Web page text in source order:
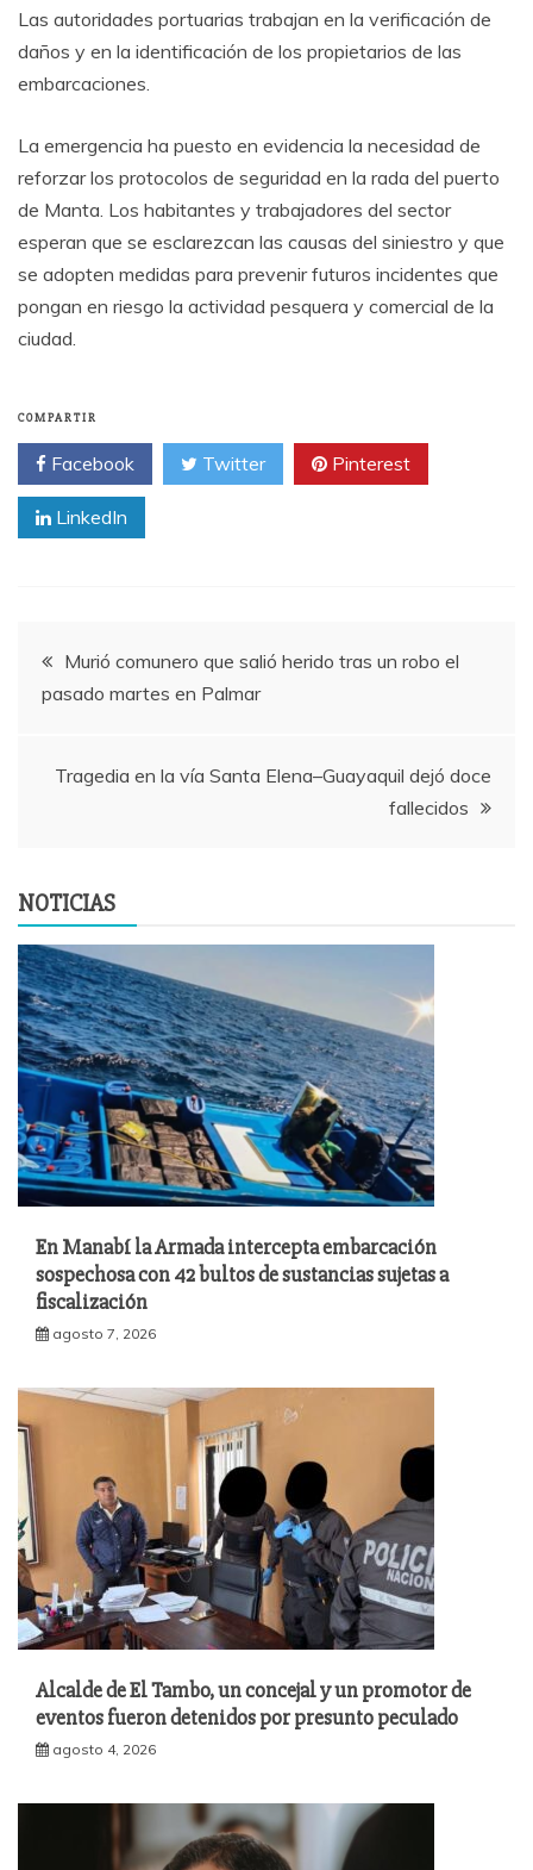
Las autoridades portuarias trabajan en la verificación de
daños y en la identificación de los propietarios de las
embarcaciones.
La emergencia ha puesto en evidencia la necesidad de
reforzar los protocolos de seguridad en la rada del puerto
de Manta. Los habitantes y trabajadores del sector
esperan que se esclarezcan las causas del siniestro y que
se adopten medidas para prevenir futuros incidentes que
pongan en riesgo la actividad pesquera y comercial de la
ciudad.
COMPARTIR
Facebook Twitter Pinterest
LinkedIn
Navegación
de
entradas
Murió comunero que salió herido tras un robo el
pasado martes en Palmar
Tragedia en la vía Santa Elena–Guayaquil dejó doce
fallecidos
NOTICIAS
En Manabí la Armada intercepta embarcación
sospechosa con 42 bultos de sustancias sujetas a
fiscalización
agosto 7, 2026
Alcalde de El Tambo, un concejal y un promotor de
eventos fueron detenidos por presunto peculado
agosto 4, 2026